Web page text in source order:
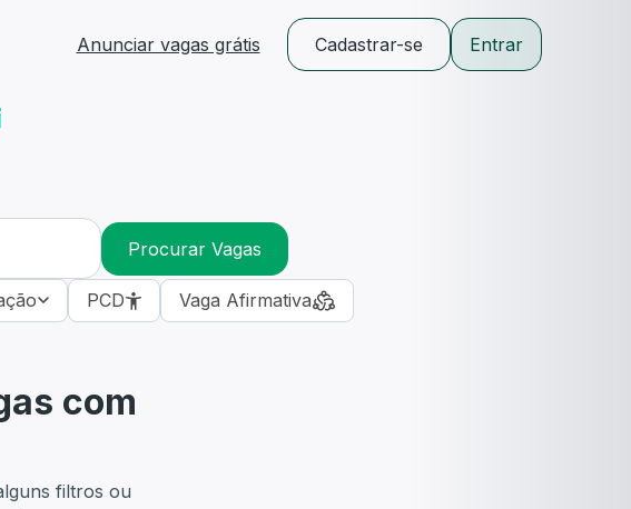
Anunciar vagas grátis Cadastrar-se Entrar
Procurar Vagas
PCD Vaga Afirmativa
com
filtros ou